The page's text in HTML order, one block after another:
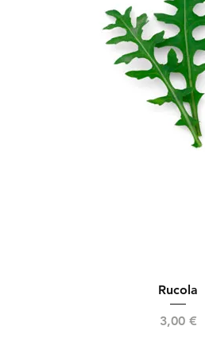
Rucola
Preis
3,00 €